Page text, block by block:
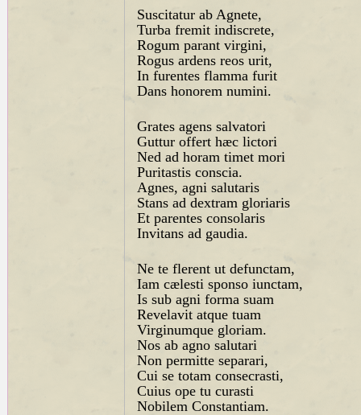
Suscitatur ab Agnete,
Turba fremit indiscrete,
Rogum parant virgini,
Rogus ardens reos urit,
In furentes flamma furit
Dans honorem numini.
Grates agens salvatori
Guttur offert hæc lictori
Ned ad horam timet mori
Puritastis conscia.
Agnes, agni salutaris
Stans ad dextram gloriaris
Et parentes consolaris
Invitans ad gaudia.
Ne te flerent ut defunctam,
Iam cælesti sponso iunctam,
Is sub agni forma suam
Revelavit atque tuam
Virginumque gloriam.
Nos ab agno salutari
Non permitte separari,
Cui se totam consecrasti,
Cuius ope tu curasti
Nobilem Constantiam.